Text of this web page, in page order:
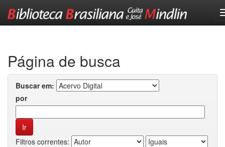
Página de busca
Buscar em:
por
Filtros correntes: